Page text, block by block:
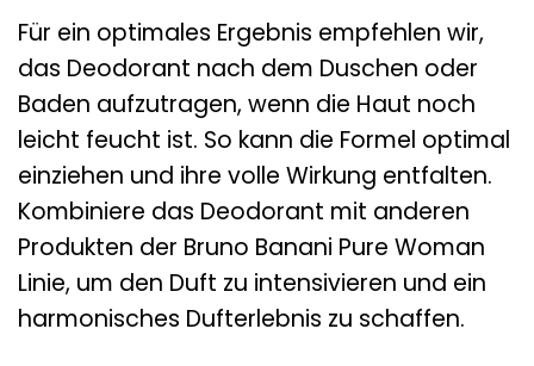
Für ein optimales Ergebnis empfehlen wir,
das Deodorant nach dem Duschen oder
Baden aufzutragen, wenn die Haut noch
leicht feucht ist. So kann die Formel optimal
einziehen und ihre volle Wirkung entfalten.
Kombiniere das Deodorant mit anderen
Produkten der Bruno Banani Pure Woman
Linie, um den Duft zu intensivieren und ein
harmonisches Dufterlebnis zu schaffen.